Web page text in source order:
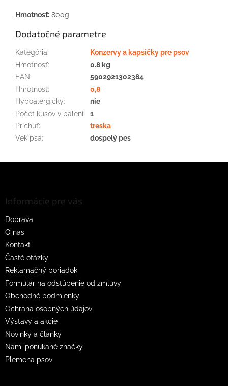
Hmotnosť: 800g
Dodatočné parametre
Kategória:
Konzervy a kapsičky pre psov
Hmotnosť:
0.8 kg
EAN:
5902921302384
Hmotnosť:
0,8
Hypoalergický:
nie
Počet kusov v balení:
1
Príchuť:
treska
Vek psa: dospelý pes
Informácie pre vás
Doprava
O nás
Kontakt
Časté otázky
Reklamačný poriadok
Formulár na odstúpenie od zmluvy
Obchodné podmienky
Ochrana osobných údajov
Výstavy a akcie
Novinky a články
Nami ponúkané značky
Plemena psov